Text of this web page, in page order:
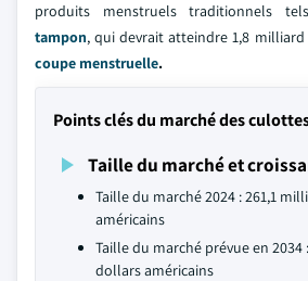
produits menstruels traditionnels
tampon, qui devrait atteindre 1,8
coupe menstruelle.
Points clés du marché des
Taille du marché et
Taille du marché 2024 : 261,1
américains
Taille du marché prévue en
dollars américains